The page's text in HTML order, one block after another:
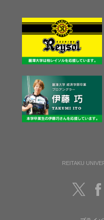
REITAKU